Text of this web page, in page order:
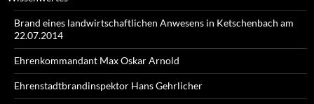
Brand eines landwirtschaftlichen Anwesens in Ketschenbach am
22.07.2014
Ehrenkommandant Max Oskar Arnold
Ehrenstadtbrandinspektor Hans Gehrlicher